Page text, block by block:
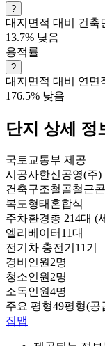
?
대지면적 대비 건축
13.7% 낮음
용적률
?
대지면적 대비 연면
176.5% 낮음
단지 상세 정
국토교통부 제공
시공사한신공영(주)
건축구조철골철근
복도형태 혼합식
주차환경총 214대 (
엘리베이터 11대
전기차 충전기 11기
경비인원2명
청소인원2명
소독인원4명
주요 평형49평형(공
집맵